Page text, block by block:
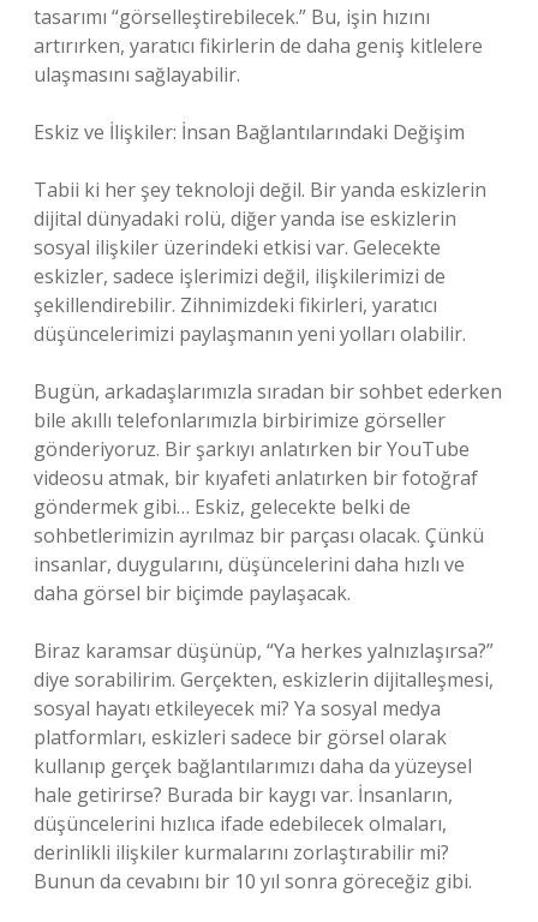
tasarımı “görselleştirebilecek.” Bu, işin hızını
artırırken, yaratıcı fikirlerin de daha geniş kitlelere
ulaşmasını sağlayabilir.
Eskiz ve İlişkiler: İnsan Bağlantılarındaki Değişim
Tabii ki her şey teknoloji değil. Bir yanda eskizlerin
dijital dünyadaki rolü, diğer yanda ise eskizlerin
sosyal ilişkiler üzerindeki etkisi var. Gelecekte
eskizler, sadece işlerimizi değil, ilişkilerimizi de
şekillendirebilir. Zihnimizdeki fikirleri, yaratıcı
düşüncelerimizi paylaşmanın yeni yolları olabilir.
Bugün, arkadaşlarımızla sıradan bir sohbet ederken
bile akıllı telefonlarımızla birbirimize görseller
gönderiyoruz. Bir şarkıyı anlatırken bir YouTube
videosu atmak, bir kıyafeti anlatırken bir fotoğraf
göndermek gibi… Eskiz, gelecekte belki de
sohbetlerimizin ayrılmaz bir parçası olacak. Çünkü
insanlar, duygularını, düşüncelerini daha hızlı ve
daha görsel bir biçimde paylaşacak.
Biraz karamsar düşünüp, “Ya herkes yalnızlaşırsa?”
diye sorabilirim. Gerçekten, eskizlerin dijitalleşmesi,
sosyal hayatı etkileyecek mi? Ya sosyal medya
platformları, eskizleri sadece bir görsel olarak
kullanıp gerçek bağlantılarımızı daha da yüzeysel
hale getirirse? Burada bir kaygı var. İnsanların,
düşüncelerini hızlıca ifade edebilecek olmaları,
derinlikli ilişkiler kurmalarını zorlaştırabilir mi?
Bunun da cevabını bir 10 yıl sonra göreceğiz gibi.